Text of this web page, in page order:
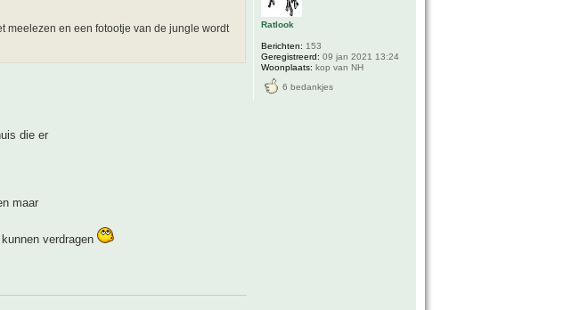
meelezen en een fotootje van de jungle wordt
die er
maar
verdragen
Ratlook
Berichten: 153
Geregistreerd: 09 jan 2021 13:24
Woonplaats: kop van NH
6 bedankjes